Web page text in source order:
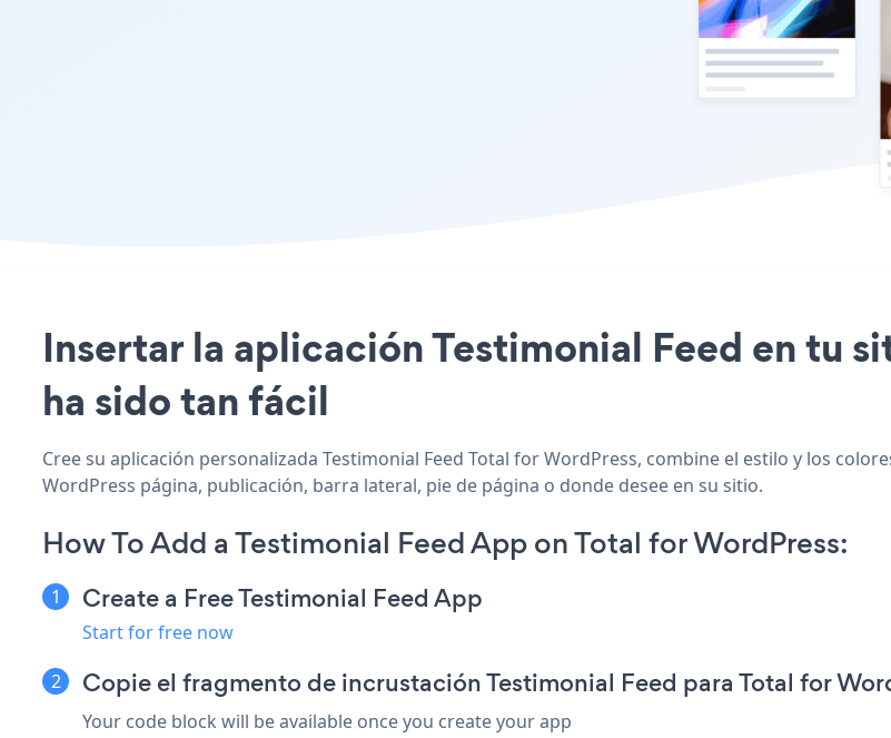
Insertar la aplicación Testimonial Feed en tu
ha sido tan fácil
Cree su aplicación personalizada Testimonial Feed Total for WordPress, combine el estilo y los
WordPress página, publicación, barra lateral, pie de página o donde desee en su sitio.
How To Add a Testimonial Feed App on Total for WordPress:
Create a Free Testimonial Feed App
Start for free now
Copie el fragmento de incrustación Testimonial Feed para Total for
Your code block will be available once you create your app